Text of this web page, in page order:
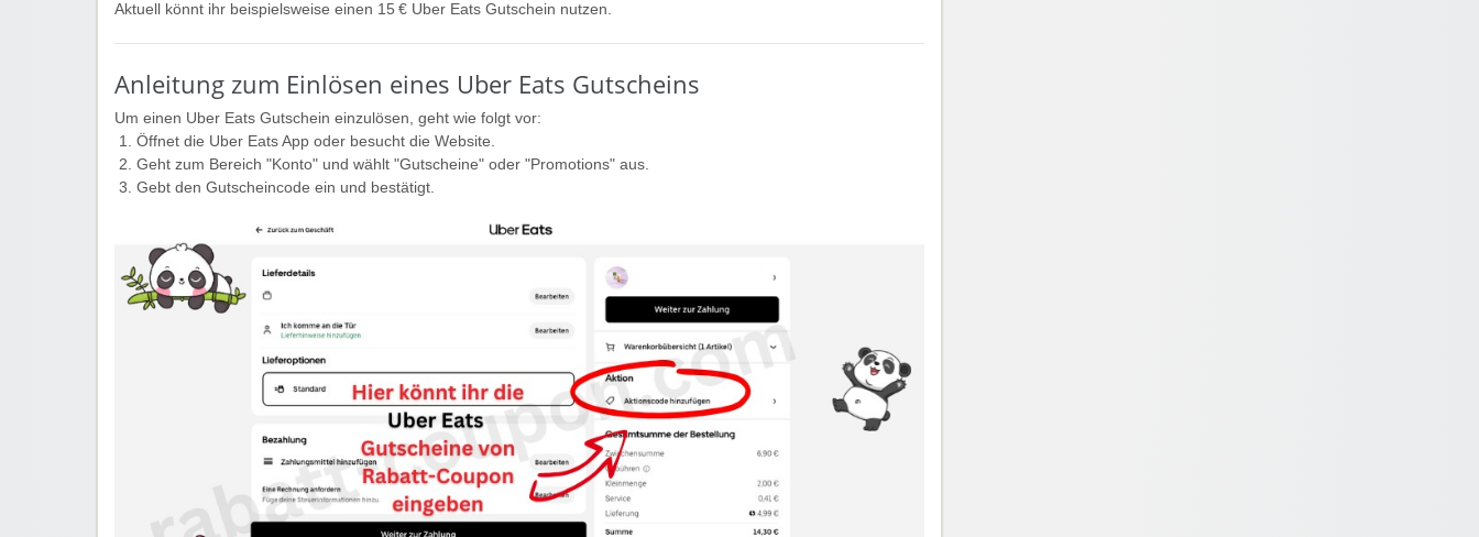
Aktuell könnt ihr beispielsweise einen 15 € Uber Eats Gutschein nutzen.
Anleitung zum Einlösen eines Uber Eats Gutscheins
Um einen Uber Eats Gutschein einzulösen, geht wie folgt vor:
Öffnet die Uber Eats App oder besucht die Website.
Geht zum Bereich "Konto" und wählt "Gutscheine" oder "Promotions" aus.
Gebt den Gutscheincode ein und bestätigt.